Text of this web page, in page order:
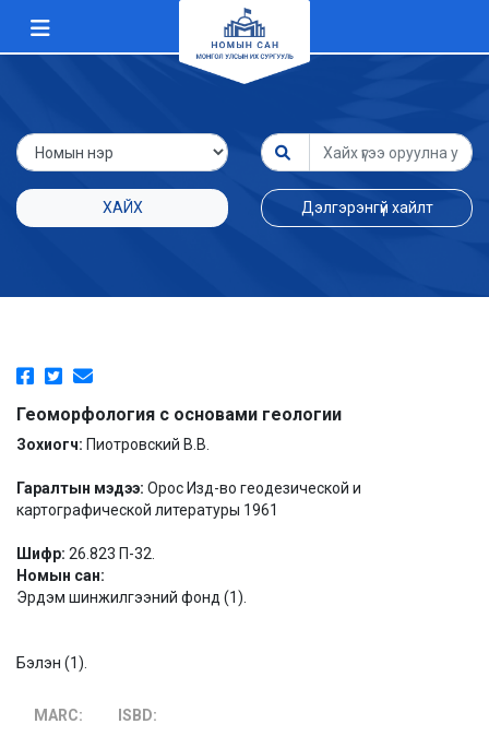
ХАЙХ Дэлгэрэнгүй хайлт
Геоморфология с основами геологии
Зохиогч: Пиотровский В.В.
Гаралтын мэдээ: Орос Изд-во геодезической и
картографической литературы 1961
Шифр: 26.823 П-32.
Номын сан:
Эрдэм шинжилгээний фонд (1).
Бэлэн (1).
MARC: ISBD: